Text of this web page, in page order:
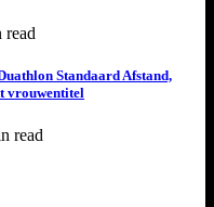
read
Standaard Afstand,
vrouwentitel
read